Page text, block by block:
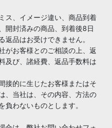
ス、イメージ違い、商品到着
開封済みの商品、到着後8日
品はお受けできません。
がお客様とのご相談の上、返
及び、諸経費、返品手数料は
接的に生じたお客様またはそ
、当社は、その内容、方法の
わないものとします。